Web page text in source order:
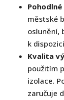
městské
oslunění,
k
Kvalita
použitím
izolace.
zaručuje